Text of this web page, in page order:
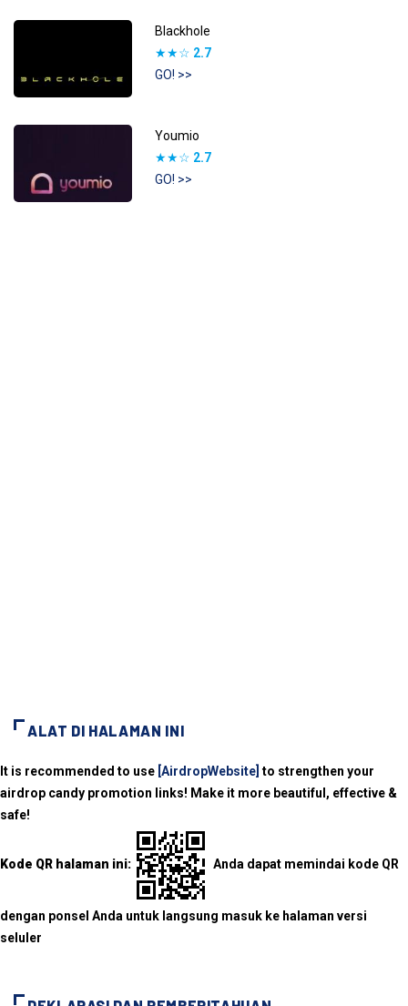
Blackhole
★★☆ 2.7
GO! >>
Youmio
★★☆ 2.7
GO! >>
ALAT DI HALAMAN INI
It is recommended to use [AirdropWebsite] to strengthen your
airdrop candy promotion links! Make it more beautiful, effective &
safe!
Kode QR halaman ini: Anda dapat memindai kode QR
dengan ponsel Anda untuk langsung masuk ke halaman versi
seluler